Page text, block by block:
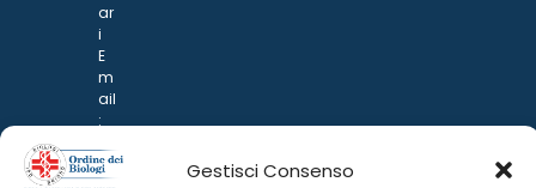
Gestisci Consenso
ar
i
E
m
ail
:
d